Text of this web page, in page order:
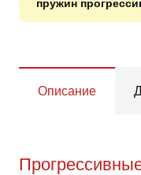
пружин
Описание